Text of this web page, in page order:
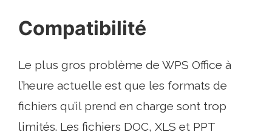
Compatibilité
Le plus gros problème de WPS Office à
l’heure actuelle est que les formats de
fichiers qu’il prend en charge sont trop
limités. Les fichiers DOC, XLS et PPT